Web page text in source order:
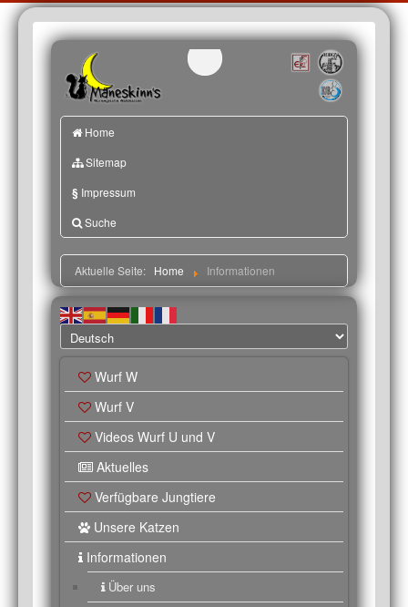
Home
Sitemap
§ Impressum
Suche
Aktuelle Seite: Home Informationen
Wurf W
Wurf V
Videos Wurf U und V
Aktuelles
Verfügbare Jungtiere
Unsere Katzen
Informationen
Über uns